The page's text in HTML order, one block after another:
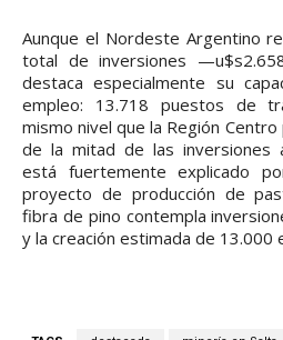
Aunque el Nordeste Argentino
total de inversiones
destaca especialmente su
empleo: 13.718 puestos de
mismo nivel que la Región
de la mitad de las inversiones
está fuertemente explicado
proyecto de producción de
fibra de pino contempla
y la creación estimada de 13.000